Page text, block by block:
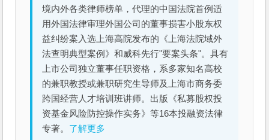
境内外各类律师榜单，代理的中国法院首例适
用外国法律审理外国公司的董事损害小股东权
益纠纷案入选上海高院发布的《上海法院域外
法查明典型案例》和威科先行"要案头条"。具有
上市公司独立董事任职资格，系多家知名高校
的兼职教授或兼职研究生导师及上海市商务委
跨国经营人才培训班讲师。出版《私募股权投
资基金风险防控操作实务》等16本投融资法律
专著。 了解更多